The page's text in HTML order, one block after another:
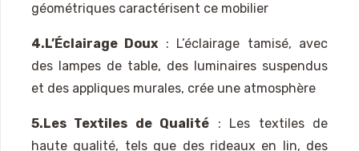
géométriques caractérisent ce mobilier
4.L’Éclairage Doux : L’éclairage tamisé, avec
des lampes de table, des luminaires suspendus
et des appliques murales, crée une atmosphère
5.Les Textiles de Qualité : Les textiles de
haute qualité, tels que des rideaux en lin, des